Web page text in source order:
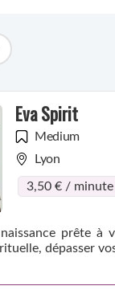
Eva Spirit
Medium
Lyon
3,50 € / minute
vous aider pour
dépasser